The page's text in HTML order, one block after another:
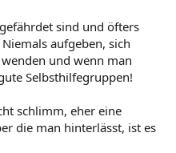
sind und öfters
aufgeben, sich
und wenn man
Selbsthilfegruppen!
schlimm, eher eine
die man hinterlässt, ist es